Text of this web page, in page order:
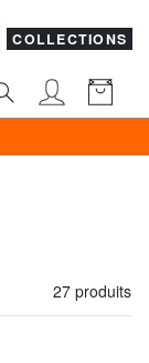
COLLECTIONS
27 produits